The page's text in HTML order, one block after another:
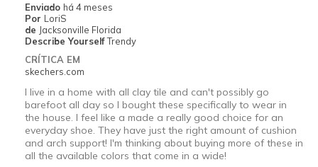
Width
Feels true to width
Sizing
Feels true to size
View On Shoes
Enviado há 4 meses
Por LoriS
de Jacksonville Florida
Describe YourselfTrendy
CRÍTICA EM
skechers.com
I live in a home with all clay tile and can't possibly go
barefoot all day so I bought these specifically to wear in
the house. I feel like a made a really good choice for an
everyday shoe. They have just the right amount of cushion
and arch support! I'm thinking about buying more of these in
all the available colors that come in a wide!